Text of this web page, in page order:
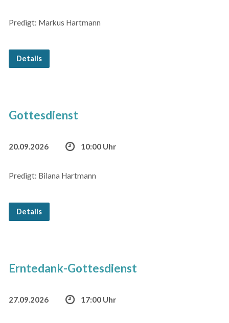
Predigt: Markus Hartmann
Details
Gottesdienst
20.09.2026 10:00 Uhr
Predigt: Bilana Hartmann
Details
Erntedank-Gottesdienst
27.09.2026 17:00 Uhr